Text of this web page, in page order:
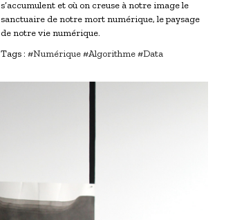
s’accumulent et où on creuse à notre image le
sanctuaire de notre mort numérique, le paysage
de notre vie numérique.
Tags : #Numérique#Algorithme#Data